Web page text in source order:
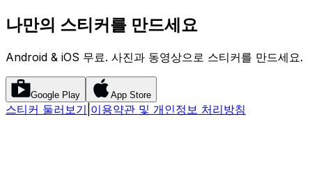
나만의 스티커를 만드세요
Android & iOS 무료. 사진과 동영상으로 스티커를 만드세요.
Google Play App Store
스티커 둘러보기 이용약관 및 개인정보 처리방침